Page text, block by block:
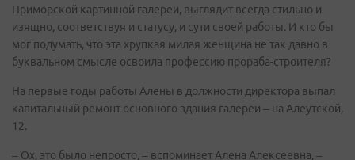
Приморской картинной галереи, выглядит всегда стильно и
изящно, соответствуя и статусу, и сути своей работы. И кто бы
мог подумать, что эта хрупкая милая женщина не так давно в
буквальном смысле освоила профессию прораба-строителя?
На первые годы работы Алены в должности директора выпал
капитальный ремонт основного здания галереи – на Алеутской,
12.
– Ох, это было непросто, – вспоминает Алена Алексеевна, –